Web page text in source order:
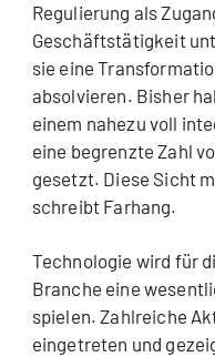
Regulierung als
Geschäftstätigkeit
sie eine
absolvieren. Bisher
einem nahezu voll
eine begrenzte Zahl
gesetzt. Diese Sicht
schreibt Farhang.
Technologie wird für
Branche eine
spielen. Zahlreiche
eingetreten und